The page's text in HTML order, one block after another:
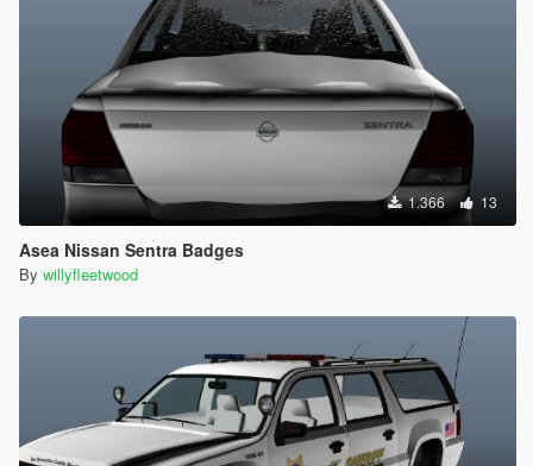
1.366 13
Asea Nissan Sentra Badges
By willyfleetwood